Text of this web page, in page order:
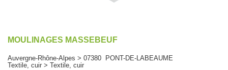
MOULINAGES MASSEBEUF
Auvergne-Rhône-Alpes > 07380 PONT-DE-LABEAUME
Textile, cuir > Textile, cuir